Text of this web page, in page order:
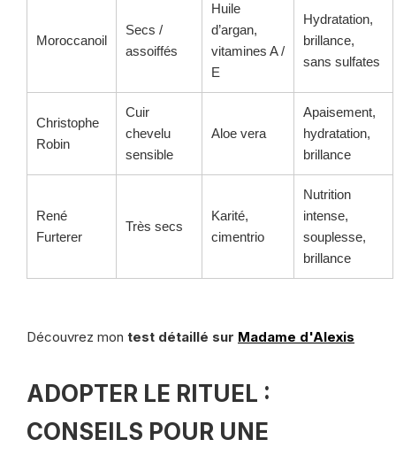
Moroccanoil
Secs /
assoiffés
Huile
d’argan,
vitamines A /
E
Hydratation,
brillance,
sans sulfates
Christophe
Robin
Cuir
chevelu
sensible
Aloe vera
Apaisement,
hydratation,
brillance
René
Furterer
Très secs
Karité,
cimentrio
Nutrition
intense,
souplesse,
brillance
Découvrez mon test détaillé sur Madame d'Alexis
ADOPTER LE RITUEL :
CONSEILS POUR UNE